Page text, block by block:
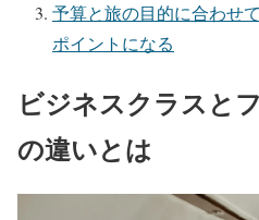
予算と旅の目的に合わせ
ポイントになる
ビジネスクラスと
の違いとは